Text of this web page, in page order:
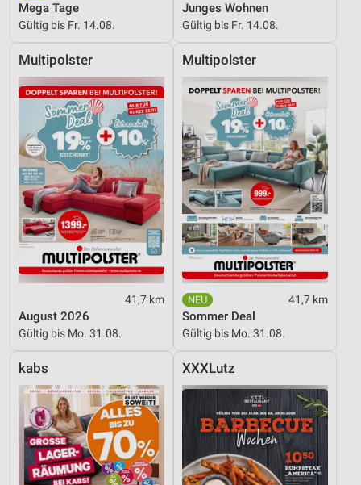
Mega Tage
Gültig bis Fr. 14.08.
Junges Wohnen
Gültig bis Fr. 14.08.
Multipolster
41,7 km
August 2026
Gültig bis Mo. 31.08.
Multipolster
41,7 km
Sommer Deal
Gültig bis Mo. 31.08.
kabs XXXLutz